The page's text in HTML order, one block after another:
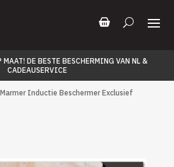
DE BESTE BESCHERMING VAN NL &
CADEAUSERVICE
Inductie Beschermer Exclusief